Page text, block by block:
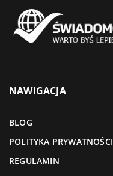
NAWIGACJA
BLOG
POLITYKA PRYWATNOŚCI
REGULAMIN